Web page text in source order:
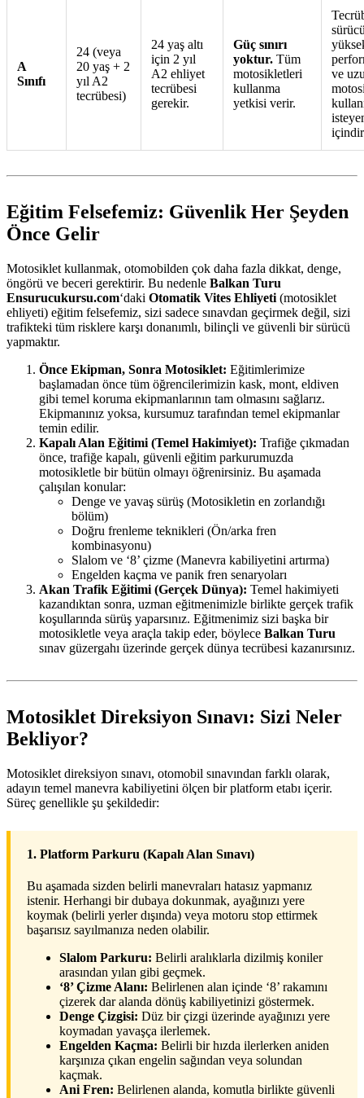
A
Sınıfı
24 (veya
20 yaş + 2
yıl A2
tecrübesi)
24 yaş altı
için 2 yıl
A2 ehliyet
tecrübesi
gerekir.
Güç sınırı
yoktur. Tüm
motosikletleri
kullanma
yetkisi verir.
ve
Eğitim Felsefemiz: Güvenlik Her Şeyden
Önce Gelir
Motosiklet kullanmak, otomobilden çok daha fazla dikkat, denge,
öngörü ve beceri gerektirir. Bu nedenle Balkan Turu
Ensurucukursu.com‘daki Otomatik Vites Ehliyeti (motosiklet
ehliyeti) eğitim felsefemiz, sizi sadece sınavdan geçirmek değil, sizi
trafikteki tüm risklere karşı donanımlı, bilinçli ve güvenli bir sürücü
yapmaktır.
Önce Ekipman, Sonra Motosiklet: Eğitimlerimize
başlamadan önce tüm öğrencilerimizin kask, mont, eldiven
gibi temel koruma ekipmanlarının tam olmasını sağlarız.
Ekipmanınız yoksa, kursumuz tarafından temel ekipmanlar
temin edilir.
Kapalı Alan Eğitimi (Temel Hakimiyet): Trafiğe çıkmadan
önce, trafiğe kapalı, güvenli eğitim parkurumuzda
motosikletle bir bütün olmayı öğrenirsiniz. Bu aşamada
çalışılan konular:
Denge ve yavaş sürüş (Motosikletin en zorlandığı
bölüm)
Doğru frenleme teknikleri (Ön/arka fren
kombinasyonu)
Slalom ve ‘8’ çizme (Manevra kabiliyetini artırma)
Engelden kaçma ve panik fren senaryoları
Akan Trafik Eğitimi (Gerçek Dünya): Temel hakimiyeti
kazandıktan sonra, uzman eğitmenimizle birlikte gerçek trafik
koşullarında sürüş yaparsınız. Eğitmenimiz sizi başka bir
motosikletle veya araçla takip eder, böylece Balkan Turu
sınav güzergahı üzerinde gerçek dünya tecrübesi kazanırsınız.
Motosiklet Direksiyon Sınavı: Sizi Neler
Bekliyor?
Motosiklet direksiyon sınavı, otomobil sınavından farklı olarak,
adayın temel manevra kabiliyetini ölçen bir platform etabı içerir.
Süreç genellikle şu şekildedir:
1. Platform Parkuru (Kapalı Alan Sınavı)
Bu aşamada sizden belirli manevraları hatasız yapmanız
istenir. Herhangi bir dubaya dokunmak, ayağınızı yere
koymak (belirli yerler dışında) veya motoru stop ettirmek
başarısız sayılmanıza neden olabilir.
Slalom Parkuru: Belirli aralıklarla dizilmiş koniler
arasından yılan gibi geçmek.
‘8’ Çizme Alanı: Belirlenen alan içinde ‘8’ rakamını
çizerek dar alanda dönüş kabiliyetinizi göstermek.
Denge Çizgisi: Düz bir çizgi üzerinde ayağınızı yere
koymadan yavaşça ilerlemek.
Engelden Kaçma: Belirli bir hızda ilerlerken aniden
karşınıza çıkan engelin sağından veya solundan
kaçmak.
Ani Fren: Belirlenen alanda, komutla birlikte güvenli